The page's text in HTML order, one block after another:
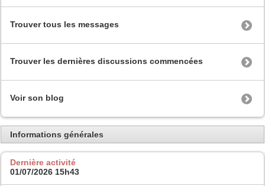
Trouver tous les messages
Trouver les dernières discussions commencées
Voir son blog
Informations générales
Dernière activité
01/07/2026 15h43